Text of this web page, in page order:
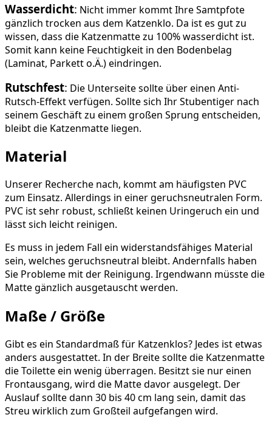
Wasserdicht: Nicht immer kommt Ihre Samtpfote
gänzlich trocken aus dem Katzenklo. Da ist es gut zu
wissen, dass die Katzenmatte zu 100% wasserdicht ist.
Somit kann keine Feuchtigkeit in den Bodenbelag
(Laminat, Parkett o.Ä.) eindringen.
Rutschfest: Die Unterseite sollte über einen Anti-
Rutsch-Effekt verfügen. Sollte sich Ihr Stubentiger nach
seinem Geschäft zu einem großen Sprung entscheiden,
bleibt die Katzenmatte liegen.
Material
Unserer Recherche nach, kommt am häufigsten PVC
zum Einsatz. Allerdings in einer geruchsneutralen Form.
PVC ist sehr robust, schließt keinen Uringeruch ein und
lässt sich leicht reinigen.
Es muss in jedem Fall ein widerstandsfähiges Material
sein, welches geruchsneutral bleibt. Andernfalls haben
Sie Probleme mit der Reinigung. Irgendwann müsste die
Matte gänzlich ausgetauscht werden.
Maße / Größe
Gibt es ein Standardmaß für Katzenklos? Jedes ist etwas
anders ausgestattet. In der Breite sollte die Katzenmatte
die Toilette ein wenig überragen. Besitzt sie nur einen
Frontausgang, wird die Matte davor ausgelegt. Der
Auslauf sollte dann 30 bis 40 cm lang sein, damit das
Streu wirklich zum Großteil aufgefangen wird.